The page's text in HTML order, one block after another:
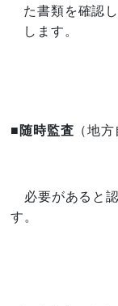
た書類を確認
します。
■随時監査 （地
必要があると
す。